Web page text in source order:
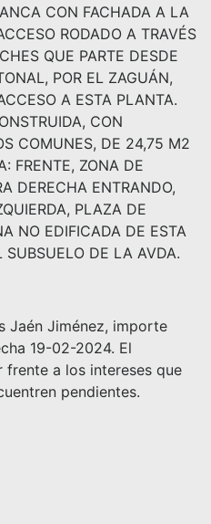
CON FACHADA A LA
RODADO A TRAVÉS
QUE PARTE DESDE
POR EL ZAGUÁN,
A ESTA PLANTA.
CON
COMUNES, DE 24,75 M2
FRENTE, ZONA DE
DERECHA ENTRANDO,
PLAZA DE
NO EDIFICADA DE ESTA
SUBSUELO DE LA AVDA.
Jaén Jiménez, importe
19-02-2024. El
a los intereses que
pendientes.